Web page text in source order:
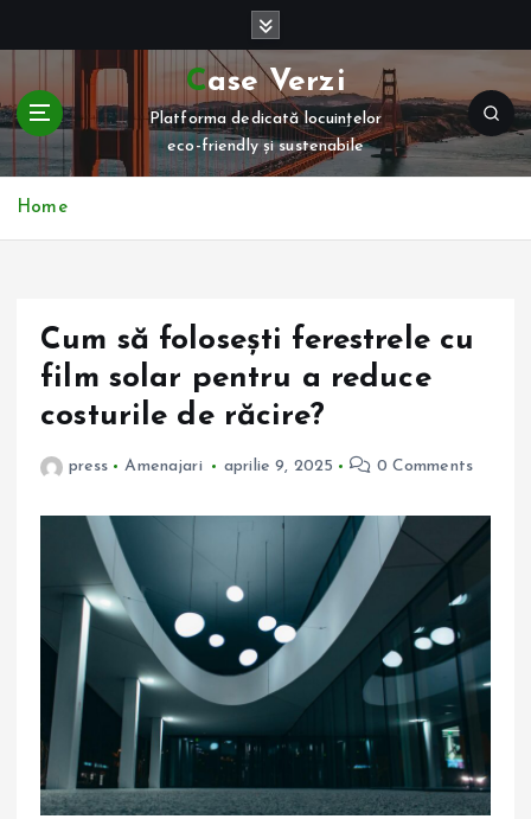
t
c
Case Verzi
Platforma dedicată locuințelor
eco-friendly și sustenabile
Home
Cum să folosești ferestrele cu
film solar pentru a reduce
costurile de răcire?
press Amenajari aprilie 9, 2025 0 Comments